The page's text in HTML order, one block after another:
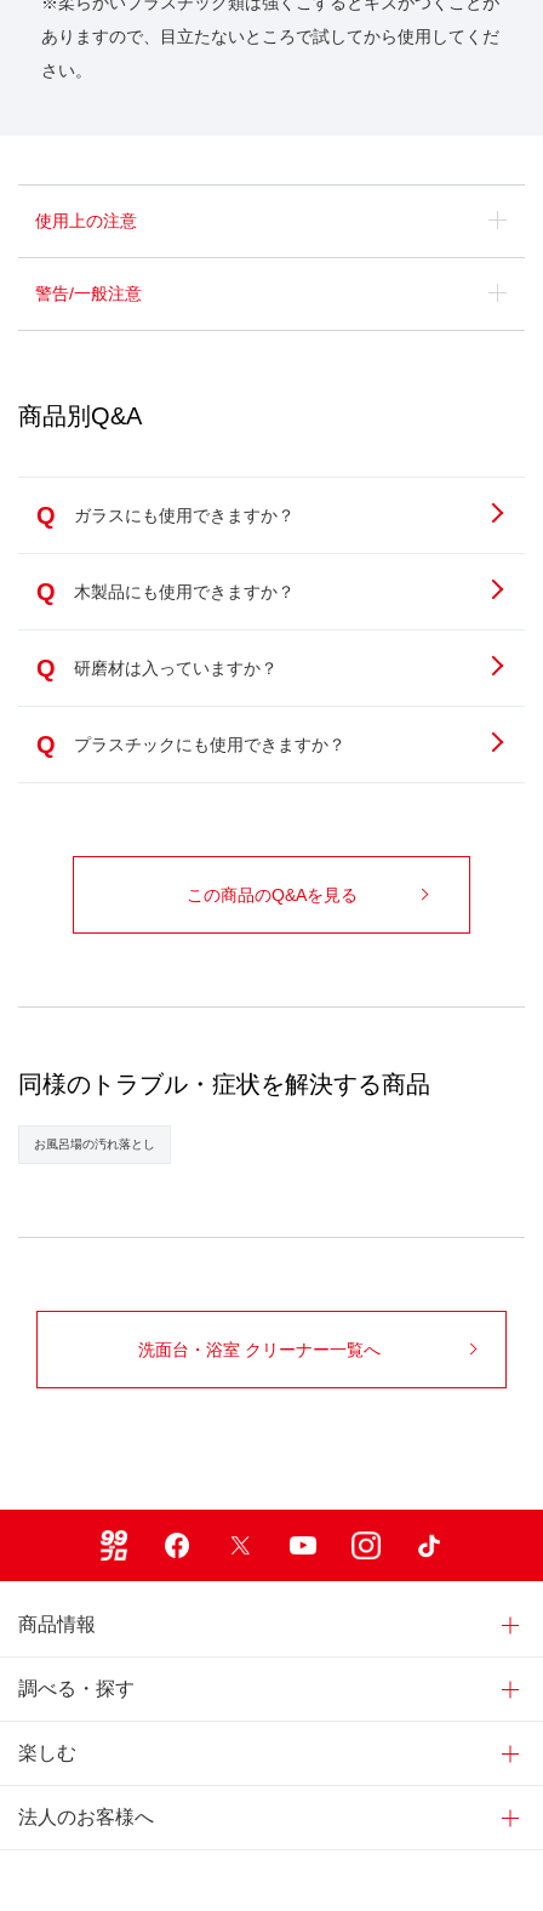
ありますので、目立たないところで試してから使用してくだ
さい。
使用上の注意
警告/一般注意
商品別Q&A
Q ガラスにも使用できますか？
Q 木製品にも使用できますか？
Q 研磨材は入っていますか？
Q プラスチックにも使用できますか？
この商品のQ&Aを見る
同様のトラブル・症状を解決する商品
お風呂場の汚れ落とし
洗面台・浴室 クリーナー一覧へ
商品情報
調べる・探す
楽しむ
法人のお客様へ